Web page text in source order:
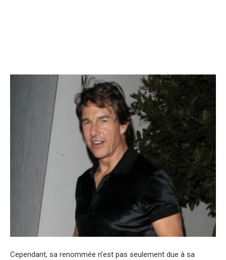
Cependant, sa renommée n’est pas seulement due à sa